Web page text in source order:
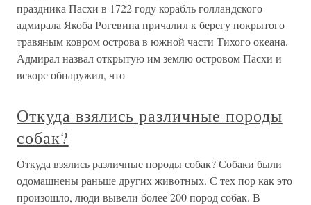
праздника Пасхи в 1722 году корабль голландского
адмирала Якоба Рогевина причалил к берегу покрытого
травяным ковром острова в южной части Тихого океана.
Адмирал назвал открытую им землю островом Пасхи и
вскоре обнаружил, что
Откуда взялись различные породы
собак?
Откуда взялись различные породы собак? Собаки были
одомашнены раньше других животных. С тех пор как это
произошло, люди вывели более 200 пород собак. В